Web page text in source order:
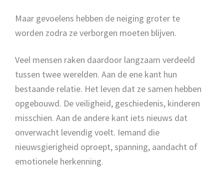
Maar gevoelens hebben de neiging groter te
worden zodra ze verborgen moeten blijven.
Veel mensen raken daardoor langzaam verdeeld
tussen twee werelden. Aan de ene kant hun
bestaande relatie. Het leven dat ze samen hebben
opgebouwd. De veiligheid, geschiedenis, kinderen
misschien. Aan de andere kant iets nieuws dat
onverwacht levendig voelt. Iemand die
nieuwsgierigheid oproept, spanning, aandacht of
emotionele herkenning.